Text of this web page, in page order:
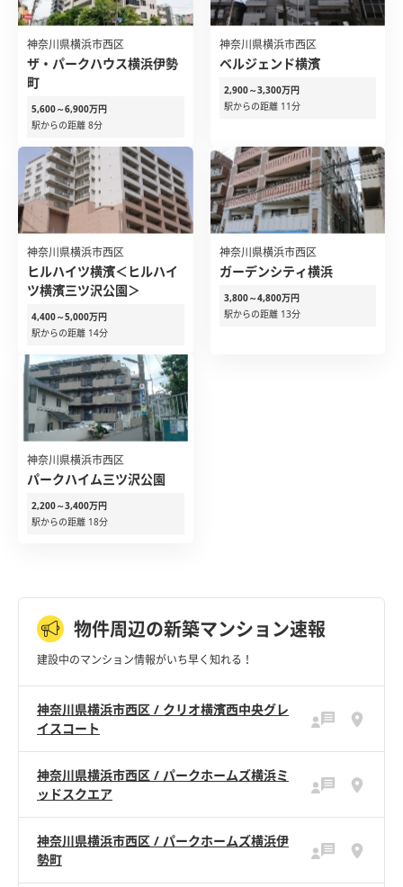
神奈川県横浜市西区
ザ・パークハウス横浜伊勢
町
5,600～6,900万円
駅からの距離 8分
神奈川県横浜市西区
ベルジェンド横濱
2,900～3,300万円
駅からの距離 11分
神奈川県横浜市西区
ヒルハイツ横濱＜ヒルハイ
ツ横濱三ツ沢公園＞
4,400～5,000万円
駅からの距離 14分
神奈川県横浜市西区
ガーデンシティ横浜
3,800～4,800万円
駅からの距離 13分
神奈川県横浜市西区
パークハイム三ツ沢公園
2,200～3,400万円
駅からの距離 18分
物件周辺の新築マンション速報
建設中のマンション情報がいち早く知れる！
神奈川県横浜市西区 / クリオ横濱西中央グレ
イスコート
神奈川県横浜市西区 / パークホームズ横浜ミ
ッドスクエア
神奈川県横浜市西区 / パークホームズ横浜伊
勢町